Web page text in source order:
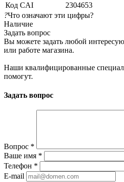
Код CAI
2304653
?Что означают эти цифры?
Наличие
Задать вопрос
Вы можете задать любой
или работе магазина.
Наши квалифицированные
помогут.
Задать вопрос
Вопрос *
Ваше имя *
Телефон *
E-mail